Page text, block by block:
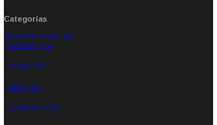
Categorías
Bienestar y salud (0)
Nutrición (12)
Cocina (71)
Salud (72)
Conductas (34)